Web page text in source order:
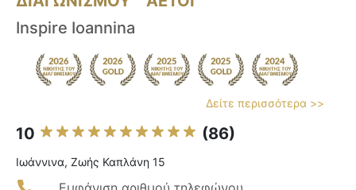
Inspire Ioannina
Δείτε περισσότερα >>
10 (86)
Ιωάννινα, Ζωής Καπλάνη 15